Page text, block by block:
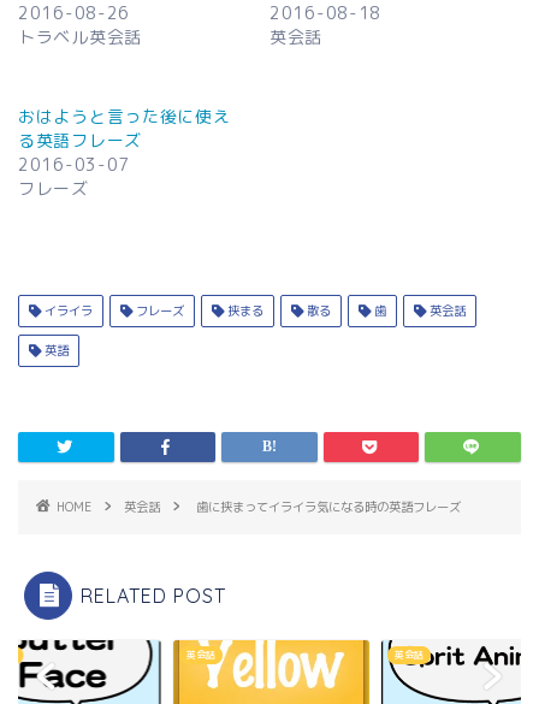
2016-08-26
トラベル英会話
2016-08-18
英会話
おはようと言った後に使え
る英語フレーズ
2016-03-07
フレーズ
イライラ フレーズ 挟まる 散る 歯 英会話
英語
HOME 英会話 歯に挟まってイライラ気になる時の英語フレーズ
RELATED POST
英会話 英会話